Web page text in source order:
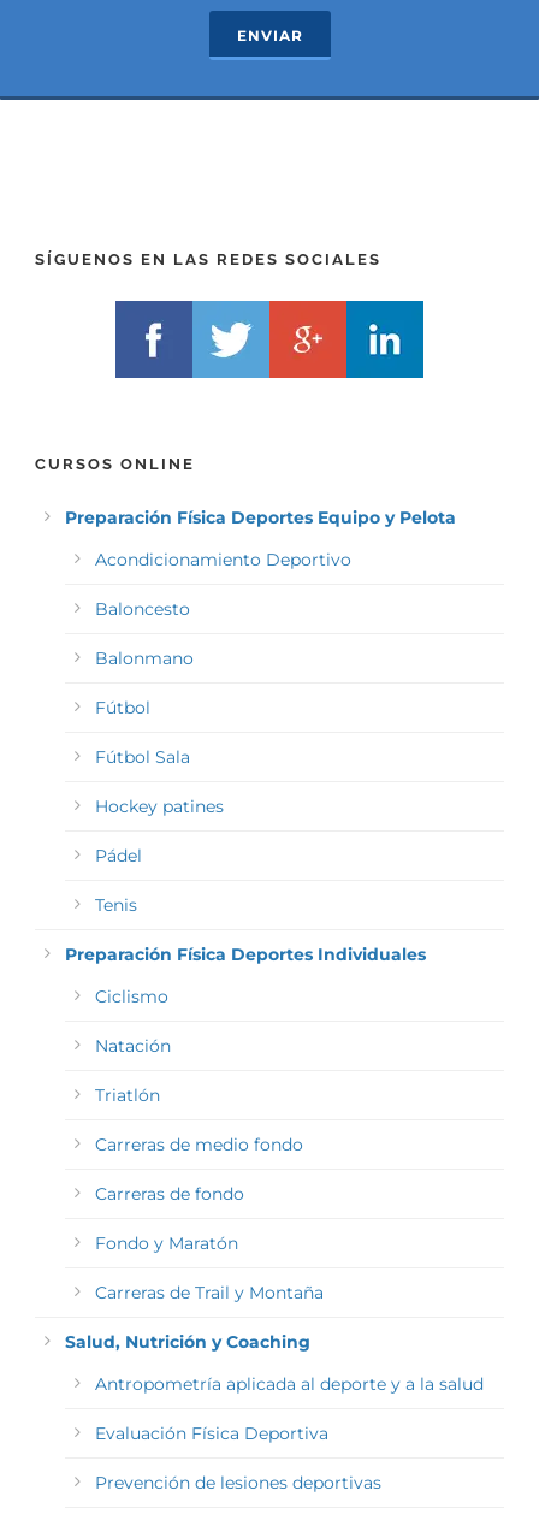
ENVIAR
SÍGUENOS EN LAS REDES SOCIALES
CURSOS ONLINE
Preparación Física Deportes Equipo y Pelota
Acondicionamiento Deportivo
Baloncesto
Balonmano
Fútbol
Fútbol Sala
Hockey patines
Pádel
Tenis
Preparación Física Deportes Individuales
Ciclismo
Natación
Triatlón
Carreras de medio fondo
Carreras de fondo
Fondo y Maratón
Carreras de Trail y Montaña
Salud, Nutrición y Coaching
Antropometría aplicada al deporte y a la salud
Evaluación Física Deportiva
Prevención de lesiones deportivas